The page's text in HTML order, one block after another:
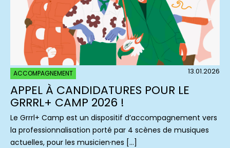
ACCOMPAGNEMENT 13.01.2026
APPEL À CANDIDATURES POUR LE
GRRRL+ CAMP 2026 !
Le Grrrl+ Camp est un dispositif d’accompagnement vers
la professionnalisation porté par 4 scènes de musiques
actuelles, pour les musicien·nes […]